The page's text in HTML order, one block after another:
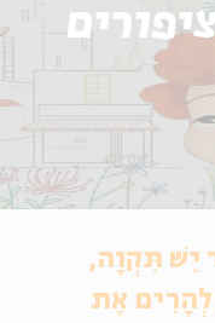
יֵשׁ תִּקְוָה,
אֶת